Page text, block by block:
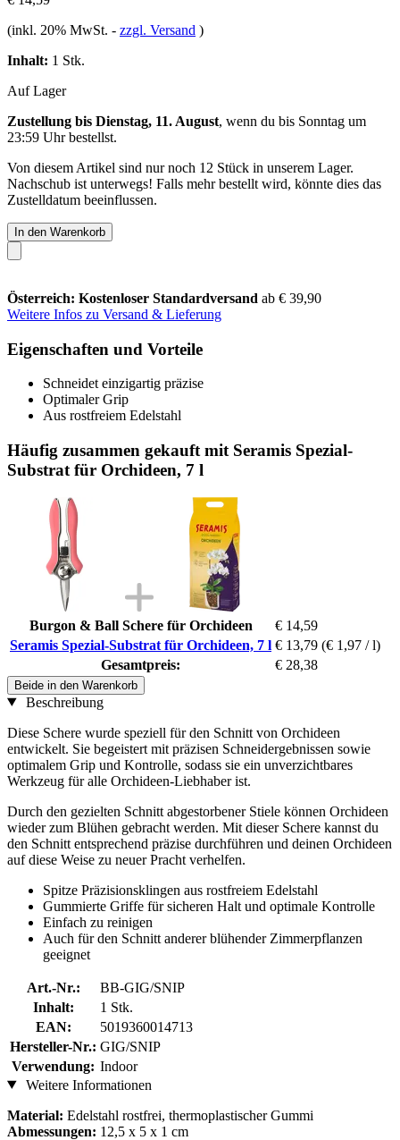
(inkl. 20% MwSt. - zzgl. Versand )
Inhalt: 1 Stk.
Auf Lager
Zustellung bis Dienstag, 11. August, wenn du bis Sonntag um
23:59 Uhrbestellst.
Von diesem Artikel sind nur noch 12 Stück in unserem Lager.
Nachschub ist unterwegs! Falls mehr bestellt wird, könnte dies das
Zustelldatum beeinflussen.
In den Warenkorb
Österreich: Kostenloser Standardversand ab € 39,90
Weitere Infos zu Versand & Lieferung
Eigenschaften und Vorteile
Schneidet einzigartig präzise
Optimaler Grip
Aus rostfreiem Edelstahl
Häufig zusammen gekauft mit Seramis Spezial-
Substrat für Orchideen, 7 l
Burgon & Ball Schere für Orchideen
€ 14,59
Seramis Spezial-Substrat für Orchideen, 7 l € 13,79 (€ 1,97 / l)
Gesamtpreis:
€ 28,38
Beide in den Warenkorb
Beschreibung
Diese Schere wurde speziell für den Schnitt von Orchideen
entwickelt. Sie begeistert mit präzisen Schneidergebnissen sowie
optimalem Grip und Kontrolle, sodass sie ein unverzichtbares
Werkzeug für alle Orchideen-Liebhaber ist.
Durch den gezielten Schnitt abgestorbener Stiele können Orchideen
wieder zum Blühen gebracht werden. Mit dieser Schere kannst du
den Schnitt entsprechend präzise durchführen und deinen Orchideen
auf diese Weise zu neuer Pracht verhelfen.
Spitze Präzisionsklingen aus rostfreiem Edelstahl
Gummierte Griffe für sicheren Halt und optimale Kontrolle
Einfach zu reinigen
Auch für den Schnitt anderer blühender Zimmerpflanzen
geeignet
Art.-Nr.:
BB-GIG/SNIP
Inhalt:
1 Stk.
EAN:
5019360014713
Hersteller-Nr.: GIG/SNIP
Verwendung: Indoor
Weitere Informationen
Material: Edelstahl rostfrei, thermoplastischer Gummi
Abmessungen: 12,5 x 5 x 1 cm